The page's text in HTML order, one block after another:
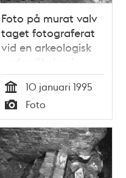
Foto på murat valv
taget fotograferat
vid en arkeologisk
undersökning i
Storkyrkobrinken
Tid
10 januari 1995
Typ
Foto